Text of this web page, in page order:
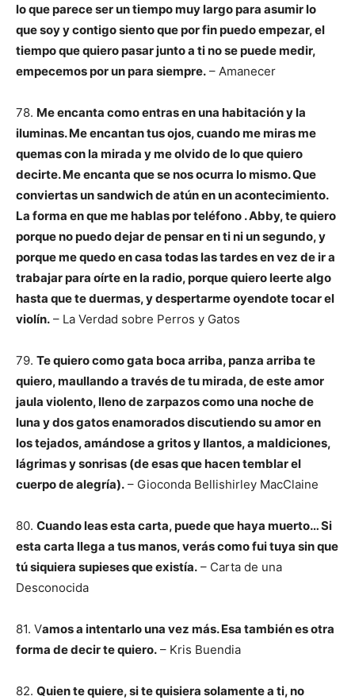
lo que parece ser un tiempo muy largo para asumir lo
que soy y contigo siento que por fin puedo empezar, el
tiempo que quiero pasar junto a ti no se puede medir,
empecemos por un para siempre. – Amanecer
78. Me encanta como entras en una habitación y la
iluminas. Me encantan tus ojos, cuando me miras me
quemas con la mirada y me olvido de lo que quiero
decirte. Me encanta que se nos ocurra lo mismo. Que
conviertas un sandwich de atún en un acontecimiento.
La forma en que me hablas por teléfono . Abby, te quiero
porque no puedo dejar de pensar en ti ni un segundo, y
porque me quedo en casa todas las tardes en vez de ir a
trabajar para oírte en la radio, porque quiero leerte algo
hasta que te duermas, y despertarme oyendote tocar el
violín. – La Verdad sobre Perros y Gatos
79. Te quiero como gata boca arriba, panza arriba te
quiero, maullando a través de tu mirada, de este amor
jaula violento, lleno de zarpazos como una noche de
luna y dos gatos enamorados discutiendo su amor en
los tejados, amándose a gritos y llantos, a maldiciones,
lágrimas y sonrisas (de esas que hacen temblar el
cuerpo de alegría). – Gioconda Bellishirley MacClaine
80. Cuando leas esta carta, puede que haya muerto… Si
esta carta llega a tus manos, verás como fui tuya sin que
tú siquiera supieses que existía. – Carta de una
Desconocida
81. Vamos a intentarlo una vez más. Esa también es otra
forma de decir te quiero. – Kris Buendia
82. Quien te quiere, si te quisiera solamente a ti, no